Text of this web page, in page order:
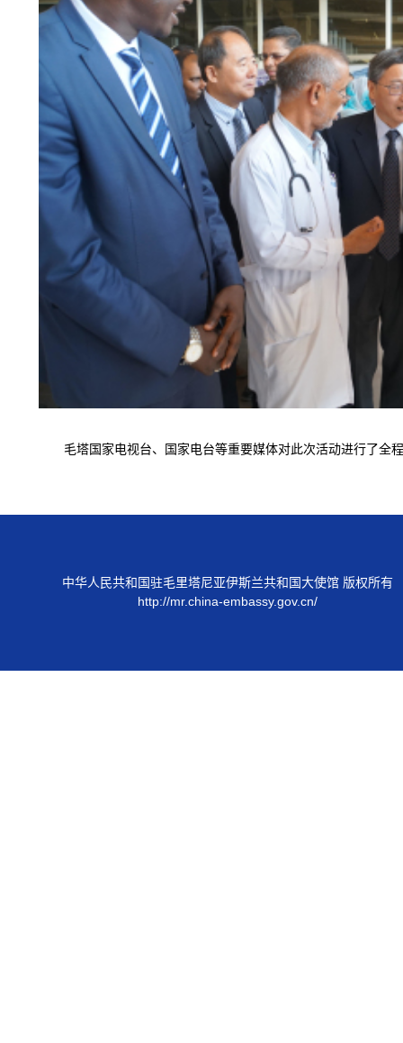
毛塔国家电视台、国家电台等重要媒体对此次活动进行了全
中华人民共和国驻毛里塔尼亚伊斯兰共和国大使馆 版权所有
http://mr.china-embassy.gov.cn/